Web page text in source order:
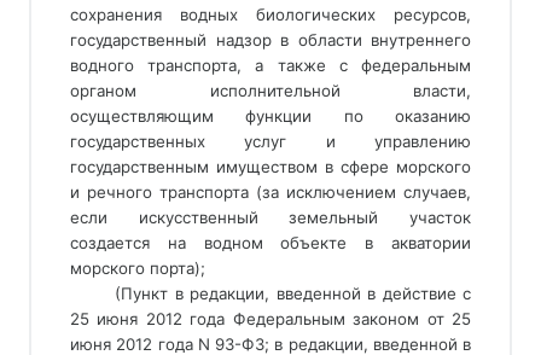
сохранения водных биологических ресурсов,
государственный надзор в области внутреннего
водного транспорта, а также с федеральным
органом исполнительной власти,
осуществляющим функции по оказанию
государственных услуг и управлению
государственным имуществом в сфере морского
и речного транспорта (за исключением случаев,
если искусственный земельный участок
создается на водном объекте в акватории
морского порта);
(Пункт в редакции, введенной в действие с
25 июня 2012 года Федеральным законом от 25
июня 2012 года N 93-ФЗ; в редакции, введенной в